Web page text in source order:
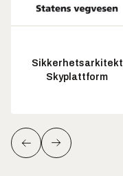
Sikkerhetsarkitekt
Skyplattform